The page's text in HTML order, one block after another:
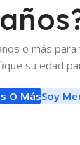
o más para
su edad
O MásSoy